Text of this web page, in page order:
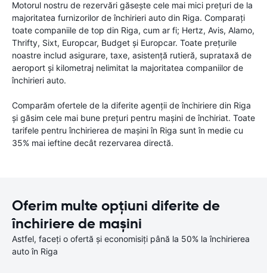
Motorul nostru de rezervări găsește cele mai mici prețuri de la
majoritatea furnizorilor de închirieri auto din Riga. Comparați
toate companiile de top din Riga, cum ar fi; Hertz, Avis, Alamo,
Thrifty, Sixt, Europcar, Budget și Europcar. Toate prețurile
noastre includ asigurare, taxe, asistență rutieră, suprataxă de
aeroport și kilometraj nelimitat la majoritatea companiilor de
închirieri auto.
Comparăm ofertele de la diferite agenții de închiriere din Riga
și găsim cele mai bune prețuri pentru mașini de închiriat. Toate
tarifele pentru închirierea de mașini în Riga sunt în medie cu
35% mai ieftine decât rezervarea directă.
Oferim multe opțiuni diferite de
închiriere de mașini
Astfel, faceți o ofertă și economisiți până la 50% la închirierea
auto în Riga